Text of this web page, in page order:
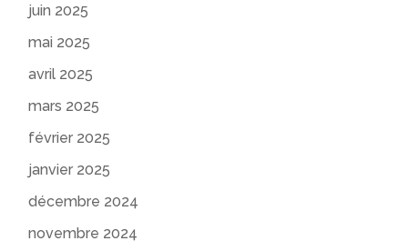
juin 2025
mai 2025
avril 2025
mars 2025
février 2025
janvier 2025
décembre 2024
novembre 2024